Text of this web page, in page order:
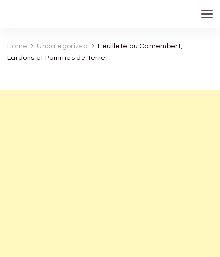
Home Uncategorized
Feuilleté au Camembert,
Lardons et Pommes de Terre